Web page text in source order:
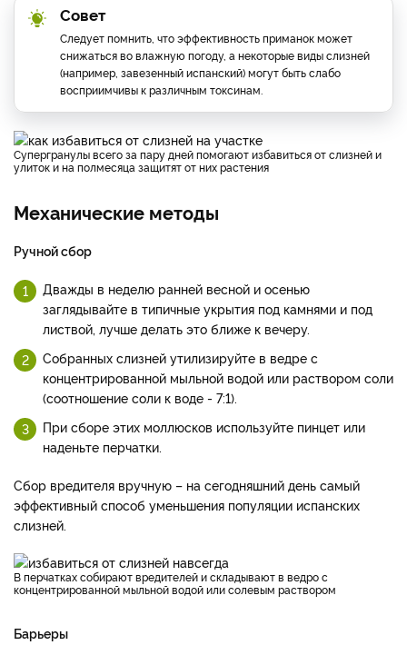
Совет
Следует помнить, что эффективность приманок может
снижаться во влажную погоду, а некоторые виды слизней
(например, завезенный испанский) могут быть слабо
восприимчивы к различным токсинам.
Супергранулы всего за пару дней помогают избавиться от слизней и
улиток и на полмесяца защитят от них растения
Механические методы
Ручной сбор
Дважды в неделю ранней весной и осенью
заглядывайте в типичные укрытия под камнями и под
листвой, лучше делать это ближе к вечеру.
Собранных слизней утилизируйте в ведре с
концентрированной мыльной водой или раствором соли
(соотношение соли к воде - 7:1).
При сборе этих моллюсков используйте пинцет или
наденьте перчатки.
Сбор вредителя вручную – на сегодняшний день самый
эффективный способ уменьшения популяции испанских
слизней.
В перчатках собирают вредителей и складывают в ведро с
концентрированной мыльной водой или солевым раствором
Барьеры